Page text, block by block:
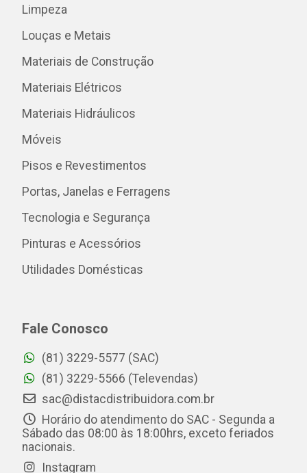
Limpeza
Louças e Metais
Materiais de Construção
Materiais Elétricos
Materiais Hidráulicos
Móveis
Pisos e Revestimentos
Portas, Janelas e Ferragens
Tecnologia e Segurança
Pinturas e Acessórios
Utilidades Domésticas
Fale Conosco
(81) 3229-5577 (SAC)
(81) 3229-5566 (Televendas)
sac@distacdistribuidora.com.br
Horário do atendimento do SAC - Segunda a
Sábado das 08:00 às 18:00hrs, exceto feriados
nacionais.
Instagram